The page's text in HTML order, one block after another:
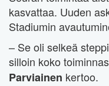
kasvattaa. Uuden
Stadiumin
– Se oli selkeä
silloin koko
Parviainen kertoo.